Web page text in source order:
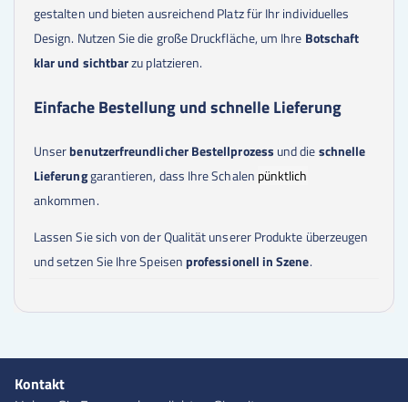
gestalten und bieten ausreichend Platz für Ihr individuelles
Design. Nutzen Sie die große Druckfläche, um Ihre Botschaft
klar und sichtbarzu platzieren.
Einfache Bestellung und schnelle Lieferung
Unserbenutzerfreundlicher Bestellprozess und dieschnelle
Lieferunggarantieren, dass Ihre Schalen pünktlich
ankommen.
Lassen Sie sich von der Qualität unserer Produkte überzeugen
und setzen Sie Ihre Speisenprofessionell in Szene.
Kontakt